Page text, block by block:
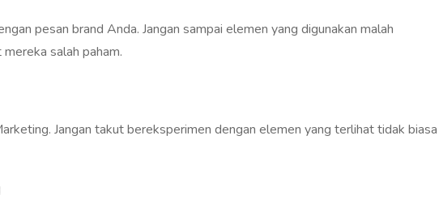
pesan brand Anda. Jangan sampai elemen yang digunakan malah
salah paham.
Jangan takut bereksperimen dengan elemen yang terlihat tidak biasa